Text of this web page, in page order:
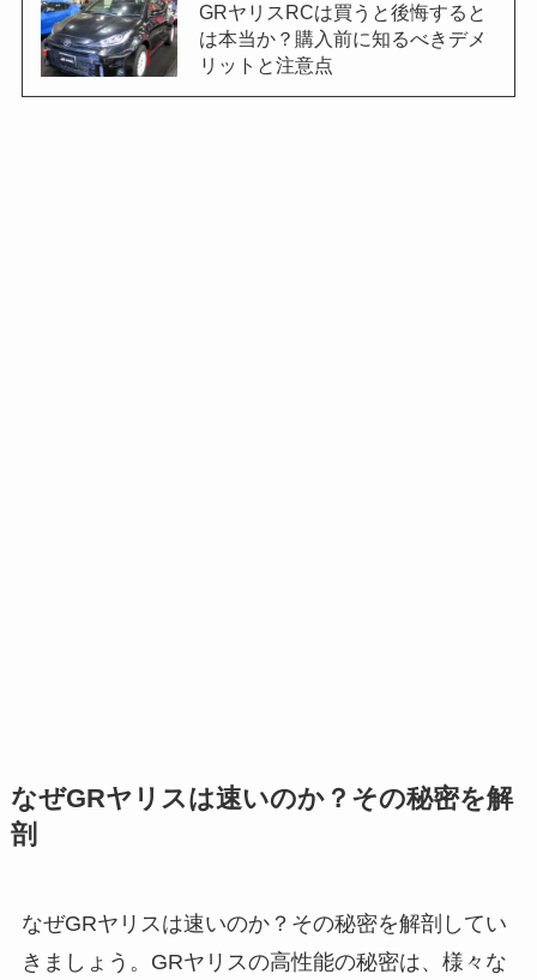
GRヤリスRCは買うと後悔すると
は本当か？購入前に知るべきデメ
リットと注意点
なぜGRヤリスは速いのか？その秘密を解
剖
なぜGRヤリスは速いのか？その秘密を解剖してい
きましょう。GRヤリスの高性能の秘密は、様々な